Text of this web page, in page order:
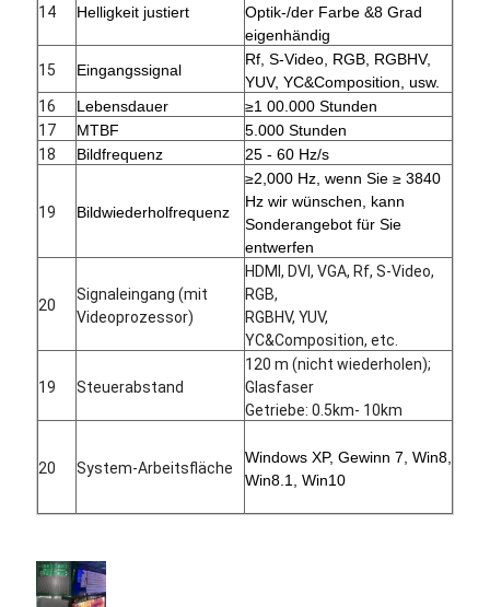
14 Helligkeit justiert
Optik-/der Farbe &8 Grad
eigenhändig
15
Eingangssignal
Rf, S-Video, RGB, RGBHV,
YUV, YC&Composition, usw.
16
Lebensdauer
≥1 00.000 Stunden
17
MTBF
5.000 Stunden
18
Bildfrequenz 25 - 60 Hz/s
19 Bildwiederholfrequenz
≥2,000 Hz, wenn Sie ≥ 3840
Hz wir wünschen, kann
Sonderangebot für Sie
entwerfen
20
Signaleingang (mit
Videoprozessor)
HDMI, DVI, VGA, Rf, S-Video,
RGB,
RGBHV, YUV,
YC&Composition, etc.
19 Steuerabstand
120 m (nicht wiederholen);
Glasfaser
Getriebe: 0.5km- 10km
20 System-Arbeitsfläche
Windows XP, Gewinn 7, Win8,
Win8.1, Win10